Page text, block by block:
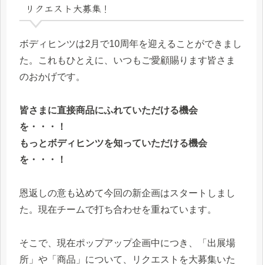
リクエスト大募集！
ボディヒンツは2月で10周年を迎えることができまし
た。これもひとえに、いつもご愛顧賜ります皆さま
のおかげです。
皆さまに直接商品にふれていただける機会
を・・・！
もっとボディヒンツを知っていただける機会
を・・・！
恩返しの意も込めて今回の新企画はスタートしまし
た。現在チームで打ち合わせを重ねています。
そこで、現在ポップアップ企画中につき、「出展場
所」や「商品」について、リクエストを大募集いた